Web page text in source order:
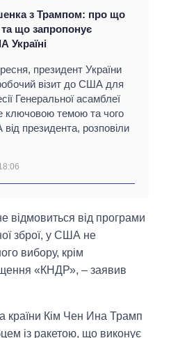
з Трампом: про що
що запропонує
Україні
президент України
візит до США для
Генеральної асамблеї
темою та чого
президента, розповіли
відмовиться від програми
зброї, у США не
вибору, крім
«КНДР», – заявив
країни Кім Чен Ина Трамп
із ракетою, що виконує